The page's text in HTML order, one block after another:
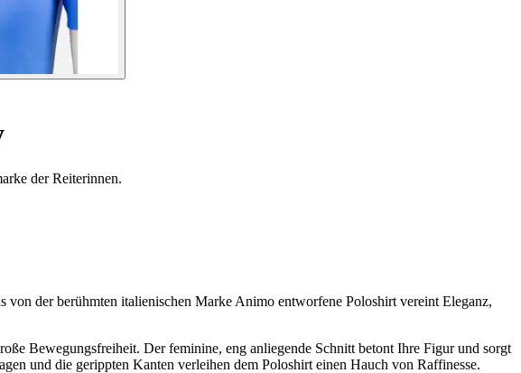
der Reiterinnen.
der berühmten italienischen Marke Animo entworfene Poloshirt vereint Eleganz,
Bewegungsfreiheit. Der feminine, eng anliegende Schnitt betont Ihre Figur und sorgt
und die gerippten Kanten verleihen dem Poloshirt einen Hauch von Raffinesse.